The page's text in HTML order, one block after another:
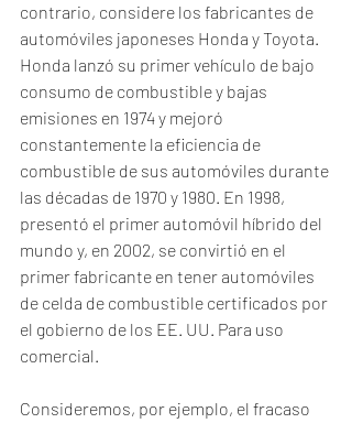
contrario, considere los fabricantes de
automóviles japoneses Honda y Toyota.
Honda lanzó su primer vehículo de bajo
consumo de combustible y bajas
emisiones en 1974 y mejoró
constantemente la eficiencia de
combustible de sus automóviles durante
las décadas de 1970 y 1980. En 1998,
presentó el primer automóvil híbrido del
mundo y, en 2002, se convirtió en el
primer fabricante en tener automóviles
de celda de combustible certificados por
el gobierno de los EE. UU. Para uso
comercial.
Consideremos, por ejemplo, el fracaso